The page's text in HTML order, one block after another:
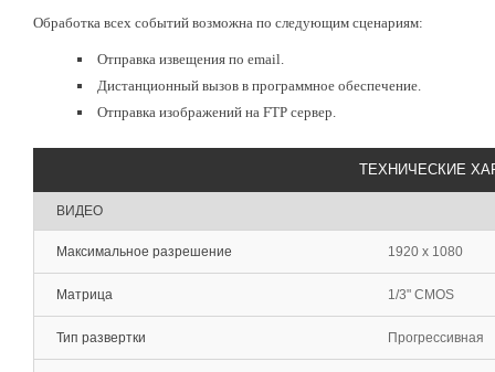
Обработка всех событий возможна по следующим сценариям:
Отправка извещения по email.
Дистанционный вызов в программное обеспечение.
Отправка изображений на FTP сервер.
ТЕХНИЧЕСКИЕ
ВИДЕО
Максимальное разрешение 1920 x 1080
Матрица 1/3" CMOS
Тип развертки Прогрессивная